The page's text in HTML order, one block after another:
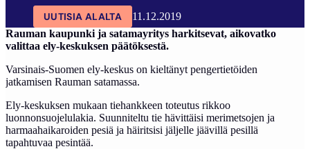
UUTISIA ALALTA
11.12.2019
Rauman kaupunki ja satamayritys harkitsevat, aikovatko
valittaa ely-keskuksen päätöksestä.
Varsinais-Suomen ely-keskus on kieltänyt pengertietöiden
jatkamisen Rauman satamassa.
Ely-keskuksen mukaan tiehankkeen toteutus rikkoo
luonnonsuojelulakia. Suunniteltu tie hävittäisi merimetsojen ja
harmaahaikaroiden pesiä ja häiritsisi jäljelle jäävillä pesillä
tapahtuvaa pesintää.